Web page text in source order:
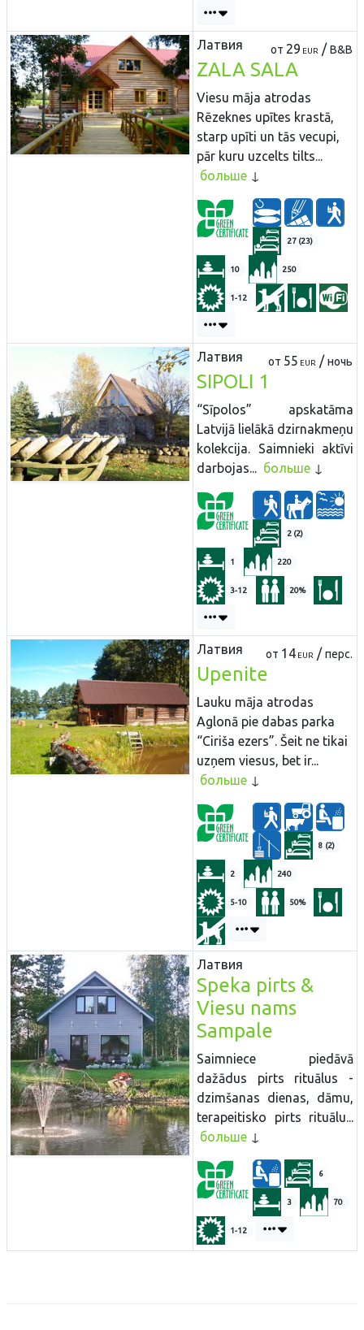
Латвия от 29 EUR / B&B
ZALA SALA
Viesu māja atrodas
Rēzeknes upītes krastā,
starp upīti un tās vecupi,
pār kuru uzcelts tilts...
больше
27 (23)
10 250
1-12
Латвия от 55 EUR / ночь
SIPOLI 1
“Sīpolos” apskatāma
Latvijā lielākā dzirnakmeņu
kolekcija. Saimnieki aktīvi
darbojas... больше
2 (2)
1 220
3-12 20%
Латвия от 14 EUR / перс.
Upenite
Lauku māja atrodas
Aglonā pie dabas parka
“Ciriša ezers”. Šeit ne tikai
uzņem viesus, bet ir...
больше
8 (2)
2 240
5-10 50%
Латвия
Speka pirts &
Viesu nams
Sampale
Saimniece piedāvā
dažādus pirts rituālus -
dzimšanas dienas, dāmu,
terapeitisko pirts rituālu...
больше
6
3 70
1-12